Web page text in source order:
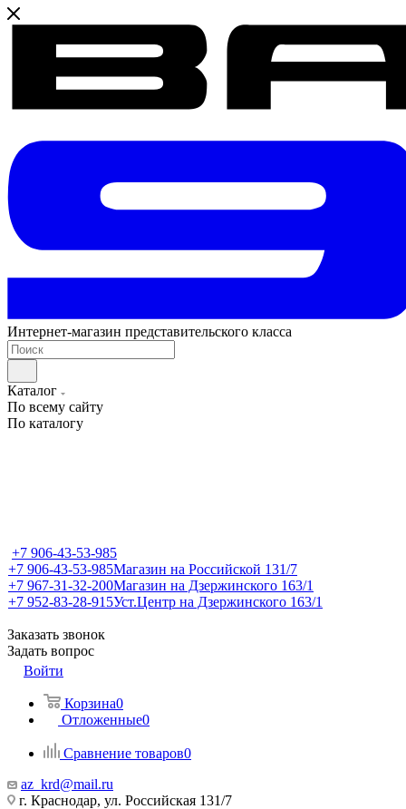
Интернет-магазин представительского класса
Каталог
По всему сайту
По каталогу
+7 906-43-53-985
+7 906-43-53-985Магазин на Российской 131/7
+7 967-31-32-200Магазин на Дзержинского 163/1
+7 952-83-28-915Уст.Центр на Дзержинского 163/1
Заказать звонок
Задать вопрос
Войти
Корзина0
Отложенные0
Сравнение товаров0
az_krd@mail.ru
г. Краснодар, ул. Российская 131/7